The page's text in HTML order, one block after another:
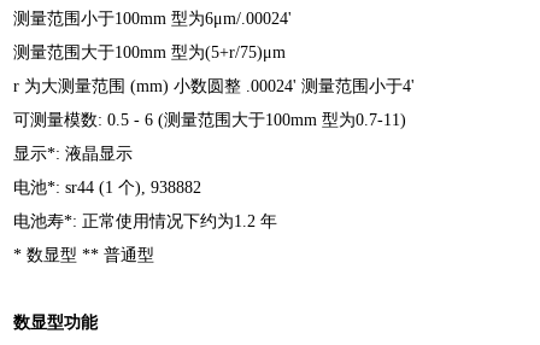
测量范围小于100mm 型为6μm/.00024'
测量范围大于100mm 型为(5+r/75)μm
r 为大测量范围 (mm) 小数圆整 .00024' 测量范围小于4'
可测量模数: 0.5 - 6 (测量范围大于100mm 型为0.7-11)
显示*: 液晶显示
电池*: sr44 (1 个), 938882
电池寿*: 正常使用情况下约为1.2 年
* 数显型 ** 普通型
数显型功能